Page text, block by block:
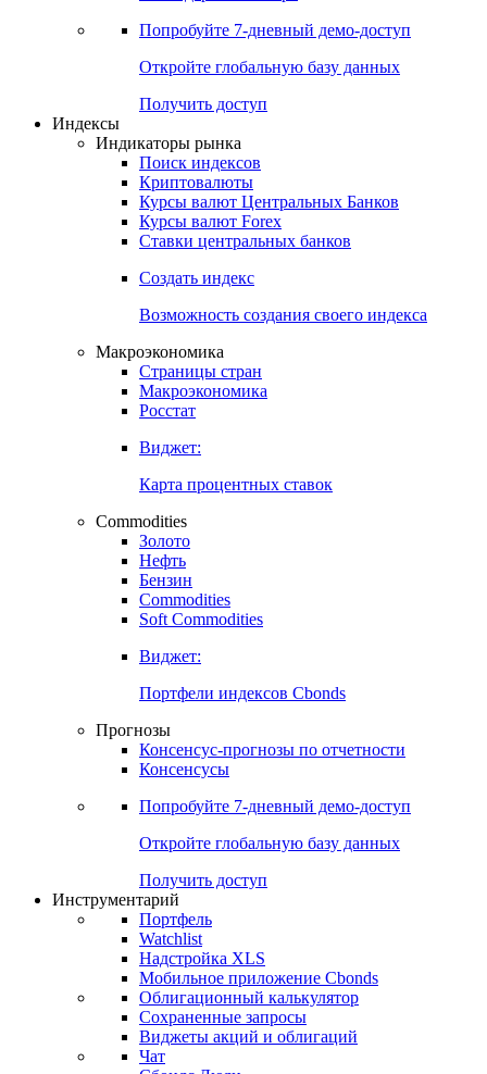
Денежный рынок
Календарь инвестора
Попробуйте7-дневный
Откройте глобальную базу данных
Получить доступ
Индикаторы рынка
Поиск индексов
Курсы валют Центральных Банков
Ставки центральных банков
Создать индекс
Возможность создания своего индекса
Страницы стран
Росстат
Виджет:
Карта процентных ставок
Commodities
Золото
Бензин
Soft Commodities
Виджет:
Портфели индексов Cbonds
Прогнозы
Консенсусы
Попробуйте7-дневный
Откройте глобальную базу данных
Получить доступ
Инструментарий
Портфель
Watchlist
Надстройка XLS
Мобильное приложение Cbonds